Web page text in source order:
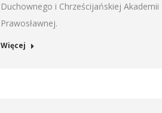
Duchownego i Chrześcijańskiej
Prawosławnej.
Więcej